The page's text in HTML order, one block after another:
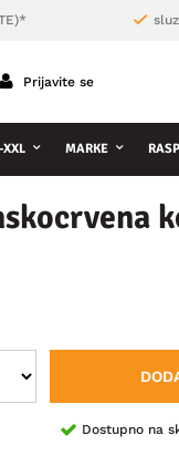
Prijavite se
MARKE
Dostupno na